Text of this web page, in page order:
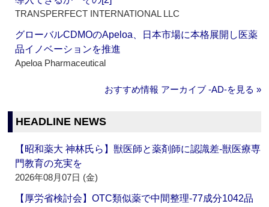
TRANSPERFECT INTERNATIONAL LLC
グローバルCDMOのApeloa、日本市場に本格展開し医薬
品イノベーションを推進
Apeloa Pharmaceutical
おすすめ情報 アーカイブ ‐AD‐を見る »
HEADLINE NEWS
【昭和薬大 神林氏ら】獣医師と薬剤師に認識差‐獣医療専
門教育の充実を
2026年08月07日 (金)
【厚労省検討会】OTC類似薬で中間整理‐77成分1042品